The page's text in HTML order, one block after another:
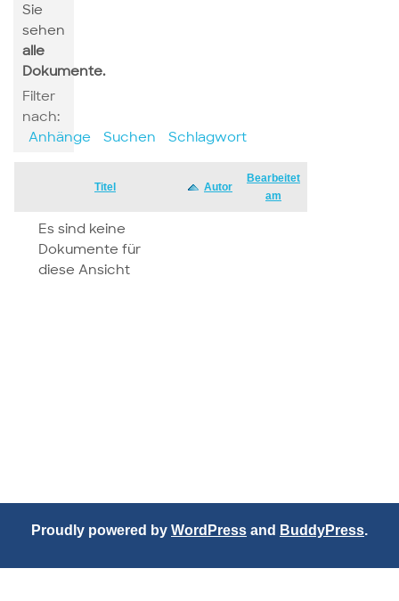
Sie
sehen
alle
Dokumente.
Filter
nach:
Anhänge
Suchen Schlagwort
Titel Autor
Bearbeitet
am
Es sind keine
Dokumente für
diese Ansicht
Proudly powered by WordPress and BuddyPress.